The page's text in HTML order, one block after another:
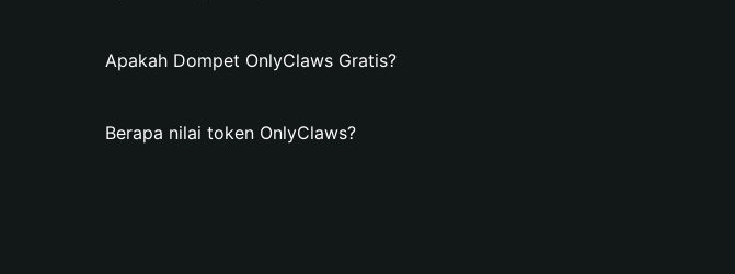
Apakah Dompet OnlyClaws Gratis?
Berapa nilai token OnlyClaws?